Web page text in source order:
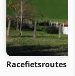
Racefietsroutes